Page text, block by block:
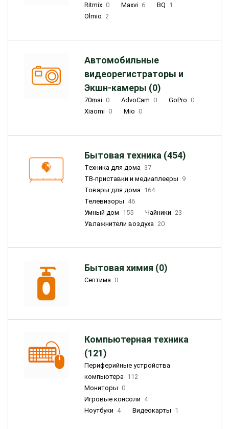
Ritmix 0 Maxvi 6 BQ 1
Olmio 2
Автомобильные
видеорегистраторы и
Экшн-камеры (0)
70mai 0 AdvoCam 0 GoPro 0
Xiaomi 0 Mio 0
Бытовая техника (454)
Техника для дома 37
ТВ-приставки и медиаплееры 9
Товары для дома 164
Телевизоры 46
Умный дом 155 Чайники 23
Увлажнители воздуха 20
Бытовая химия (0)
Септима 0
Компьютерная техника
(121)
Периферийные устройства
компьютера 112
Мониторы 0
Игровые консоли 4
Ноутбуки 4 Видеокарты 1